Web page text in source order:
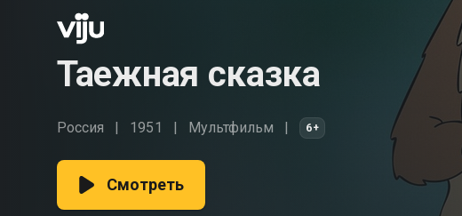
Таежная сказка
Россия 1951 Мультфильм 6+
Смотреть